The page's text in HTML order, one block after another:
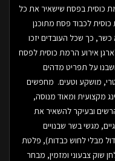
כוסית בפסח שישאיר את כל
כוסית לכבוד פסח מתוכנן
כך שכל העובדים יזכו
אירוע הרמת כוסית לפסח
על תפריט מדהים
טרי, מושקע וטעים. מחפשים
מקצועית ומאוד מנוסה,
ובעיקר להשאיר את
מגשי בשר שבנויים
מבלי לחוש כבדות), פלטת
שוק צבעוני ומזמין, מבחר